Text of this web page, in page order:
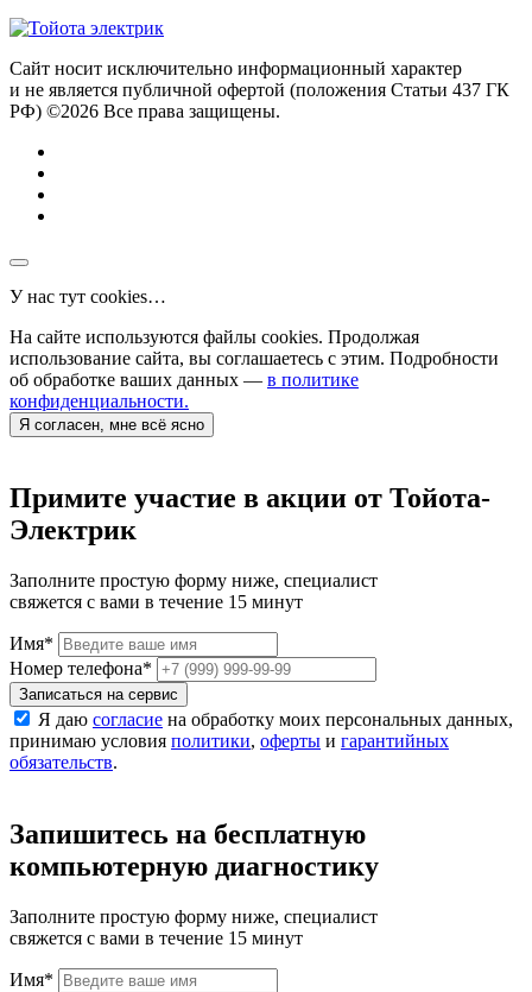
Сайт носит исключительно информационный характер
и не является публичной офертой (положения Статьи 437 ГК
РФ) ©2026 Все права защищены.
У нас тут cookies…
На сайте используются файлы cookies. Продолжая
использование сайта, вы соглашаетесь с этим. Подробности
об обработке ваших данных — в политике
конфиденциальности.
Я согласен, мне всё ясно
Примите участие в акции от Тойота-
Электрик
Заполните простую форму ниже, специалист
свяжется с вами в течение 15 минут
Имя*
Номер телефона*
Записаться на сервис
Я даю согласие на обработку моих персональных данных,
принимаю условия политики, оферты и гарантийных
обязательств.
Запишитесь на бесплатную
компьютерную диагностику
Заполните простую форму ниже, специалист
свяжется с вами в течение 15 минут
Имя*